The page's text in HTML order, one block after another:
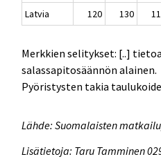
Latvia
120 130
Merkkien selitykset: [..]
salassapitosäännön alainen.
Pyöristysten takia
Lähde: Suomalaisten
Lisätietoja: Taru Tamminen